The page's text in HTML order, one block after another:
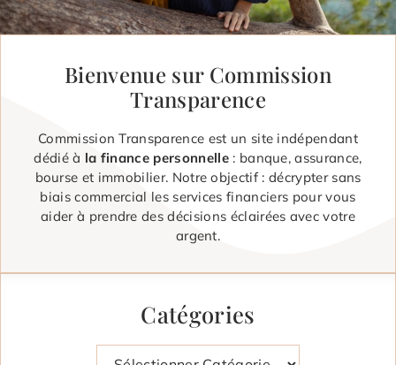
Bienvenue sur Commission
Transparence
Commission Transparence est un site indépendant
dédié à la finance personnelle: banque, assurance,
bourse et immobilier. Notre objectif : décrypter sans
biais commercial les services financiers pour vous
aider à prendre des décisions éclairées avec votre
argent.
Catégories
Catégories